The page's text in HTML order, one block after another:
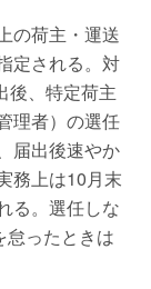
の荷主・運送
定される。対
後、特定荷主
理者）の選任
届出後速やか
務上は10月末
る。選任しな
怠ったときは